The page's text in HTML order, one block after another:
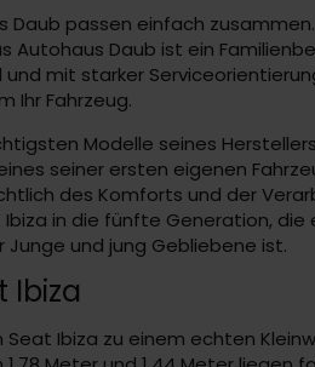
Daub passen einfach
Autohaus Daub ist ein
mit starker
Ihr Fahrzeug.
Modelle seines
seiner ersten eigenen
des Komforts und der
Ibiza in die fünfte Generation,
und jung Gebliebene ist.
Ibiza
Ibiza zu einem echten